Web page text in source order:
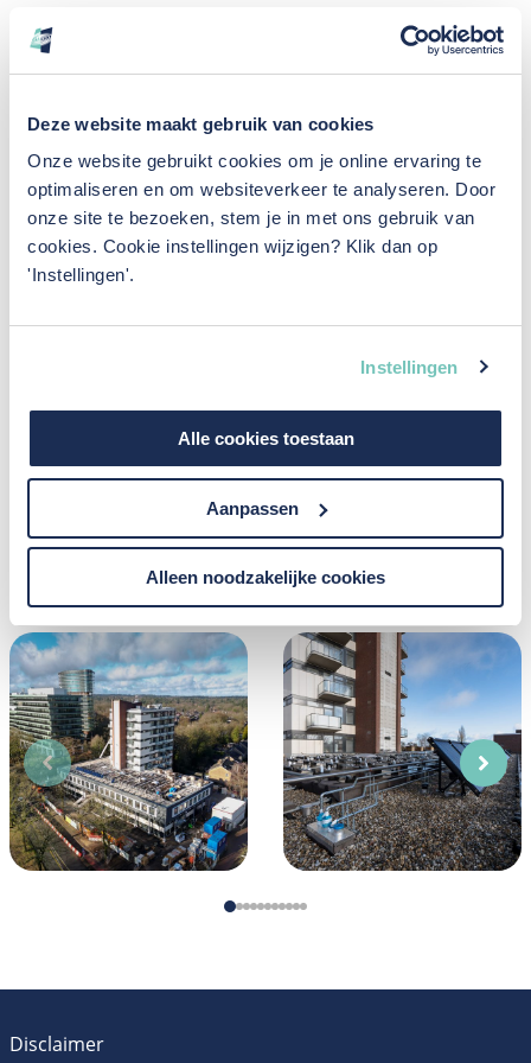
Deze website maakt gebruik van cookies
Onze website gebruikt cookies om je online ervaring te
optimaliseren en om websiteverkeer te analyseren. Door
onze site te bezoeken, stem je in met ons gebruik van
cookies. Cookie instellingen wijzigen? Klik dan op
'Instellingen'.
Instellingen
Alle cookies toestaan
Aanpassen
Alleen noodzakelijke cookies
Update JFK Apeldoorn
duurzaam woon- en zorgcomplex, ook bekend als ‘Jackie’.
De technische ruimte op de 9e verdieping is inmiddels
hoogbouw met appartementen is gereed en onze
collega’s zijn momenteel volop bezig in de laagbouw met
aansluiten van de laatste skids. De werkzaamheden op
de eerste verdieping, de begane grond en het souterrain
worden de komende weken afgerond. Daarnaast worden
binnenkort de hemelwaterafvoeren aan de gevel
Disclaimer